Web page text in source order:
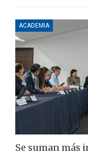
ACADEMIA
Se suman más